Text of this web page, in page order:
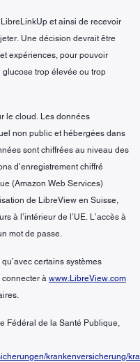
et ainsi de recevoir
Une décision devrait être
expériences, pour pouvoir
trop élevée ou trop
le cloud. Les données
non public et hébergées dans
sont chiffrées au niveau des
d’enregistrement chiffré
(Amazon Web Services)
de LibreView en Suisse,
à l’intérieur de l’UE. L’accès à
mot de passe.
certains systèmes
connecter à www.LibreView.com
Fédéral de la Santé Publique,
krankenversicherung/